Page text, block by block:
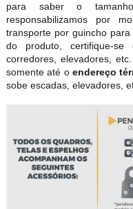
para saber o
responsabilizamos por
transporte por guincho
do produto, certifique-
corredores, elevadores,
somente até o endereço
sobe escadas, elevadores,